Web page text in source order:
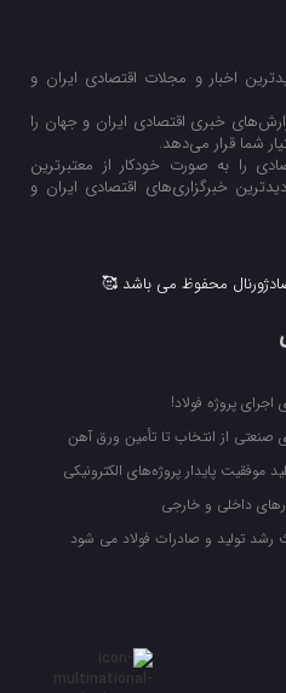
اخبار و مجلات اقتصادی ایران و
خبری اقتصادی ایران و جهان را
شما قرار می‌‌دهد.
را به صورت خودکار از معتبرترین
خبرگزاری‌های اقتصادی ایران و
محفوظ می باشد 🥰
پروژه فولاد!
صنعتی از انتخاب تا تأمین ورق آهن
موفقیت پایدار پروژه‌های الکترونیکی
داخلی و خارجی
تولید و صادرات فولاد می شود